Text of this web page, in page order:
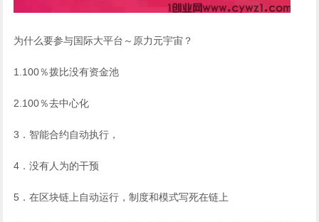
为什么要参与国际大平台～原力元宇宙？
1.100％拨比没有资金池
2.100％去中心化
3．智能合约自动执行，
4．没有人为的干预
5．在区块链上自动运行，制度和模式写死在链上